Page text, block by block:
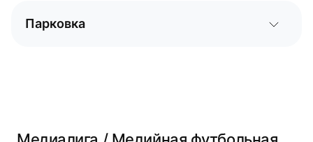
Парковка